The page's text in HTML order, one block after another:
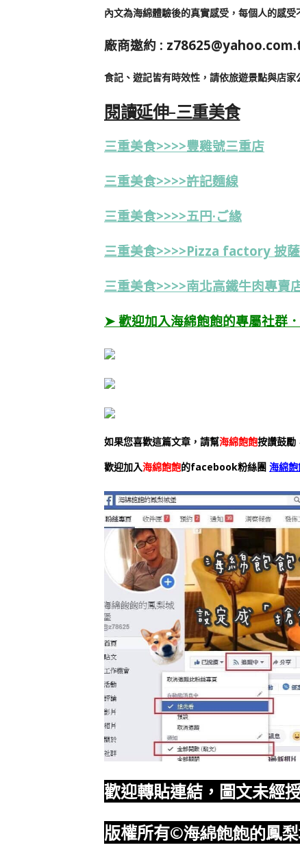
內文為海綿體驗後的真實感受，每個人的感受
廠商邀約 :
食記、遊記皆有時效性，請依旅遊景點與店家
閱讀延伸-三重美食
三重美食>>>>豐雞號三重店
三重美食>>>>許記麵線
三重美食>>>>五円·ご緣
三重美食>>>>Pizza factory 披
三重美食>>>>南北高鐵牛肉專賣
➤ 歡迎加入海綿飽飽的專屬社群
如果您喜歡這篇文章，請幫海綿飽飽按讚鼓勵
歡迎加入海綿飽飽的facebook粉絲團 海綿
歡迎轉貼連結，圖文未經
版權所有©海綿飽飽的鳳